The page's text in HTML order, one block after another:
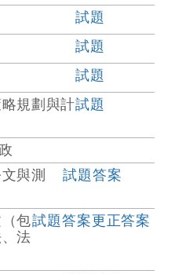
試題
試題
試題
規劃與計試題
與測
試題答案
包
法
試題答案更正答案